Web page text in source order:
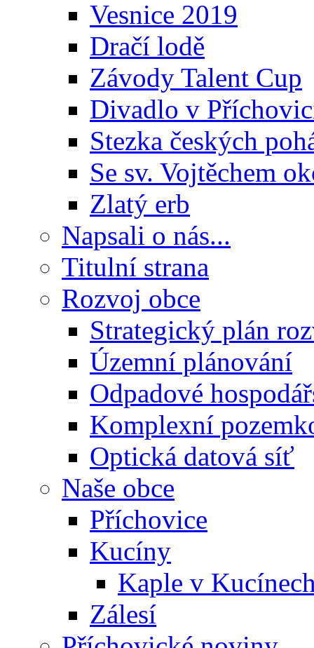
Vesnice 2019
Dračí lodě
Závody Talent Cup
Divadlo v
Stezka českých
Se sv. Vojtěchem
Zlatý erb
Napsali o nás...
Titulní strana
Rozvoj obce
Strategický plán
Územní plánování
Odpadové
Komplexní
Optická datová síť
Naše obce
Příchovice
Kucíny
Kaple v
Zálesí